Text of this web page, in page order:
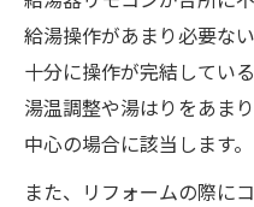
給湯操作があまり必要な
十分に操作が完結してい
湯温調整や湯はりをあま
中心の場合に該当します。
また、リフォームの際に